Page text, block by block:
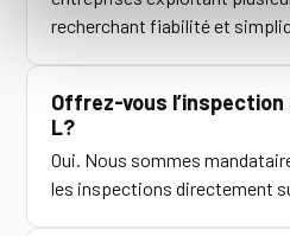
recherchant fiabilité et
Offrez-vous l’inspection
L?
Oui. Nous sommes
les inspections directement